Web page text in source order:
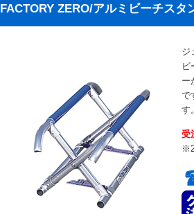
FACTORY ZERO/アルミビーチス
ジ
ビ
ー
で
す
受